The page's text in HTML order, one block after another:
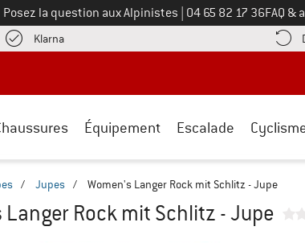
Posez la question aux Alpinistes Appelez-nous au
04 65 82 17 36FAQ &
KlarnaTrouve les informations de paiement ici ! Ouvre
Équipement Escalade
/ Jupes / Women's Langer Rock mit Schlitz - Jupe
Langer Rock mit Schlitz - Jupe